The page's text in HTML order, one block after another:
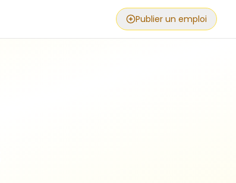
Publier un emploi